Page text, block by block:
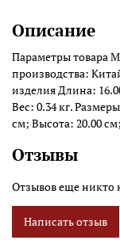
Описание
Параметры товара
производства:
изделия Длина:
Вес: 0.34 кг.
см; Высота: 20.00
Отзывы
Отзывов еще никто
Написать отзыв